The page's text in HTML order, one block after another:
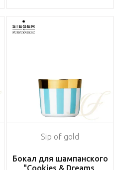
Sip of gold
Бокал для шампанского
"Cookies & Dreams,